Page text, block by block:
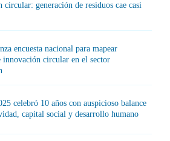
circular: generación de residuos cae casi
encuesta nacional para mapear
innovación circular en el sector
celebró 10 años con auspicioso balance
capital social y desarrollo humano